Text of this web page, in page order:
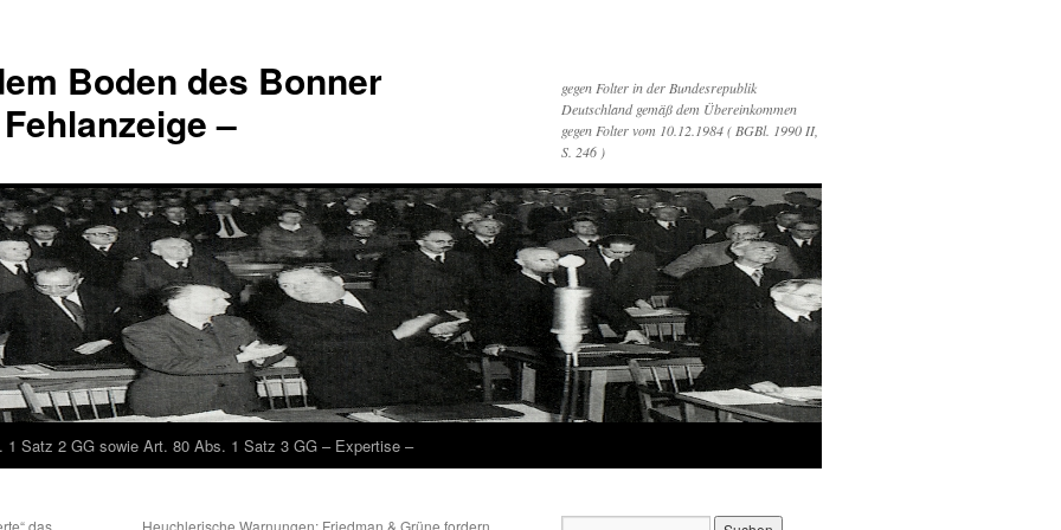
Boden des Bonner
–
gegen Folter in der Bundesrepublik
Deutschland gemäß dem Übereinkommen
gegen Folter vom 10.12.1984 ( BGBl. 1990 II,
S. 246 )
1 Satz 2 GG sowie Art. 80 Abs. 1 Satz 3 GG – Expertise –
das
Heuchlerische Warnungen: Friedman & Grüne fordern